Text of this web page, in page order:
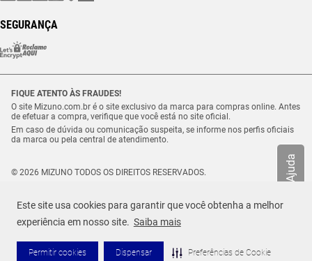
Este site usa cookies para garantir que você obtenha a melhor
experiência em nosso site. Saiba mais
Permitir cookies Dispensar Preferências de Cookie
Ajuda
TAMANHO
Selecione o seu tamanho
SEGURANÇA
FIQUE ATENTO ÀS FRAUDES!
O site Mizuno.com.br é o site exclusivo da marca para compras online. Antes
de efetuar a compra, verifique que você está no site oficial.
Em caso de dúvida ou comunicação suspeita, se informe nos perfis oficiais
da marca ou pela central de atendimento.
© 2026 MIZUNO TODOS OS DIREITOS RESERVADOS.
Estrada Municipal Luiz Lopes Neto, n.º 21 – Tenentes – CEP. 37.640-000 –
Extrema/MG